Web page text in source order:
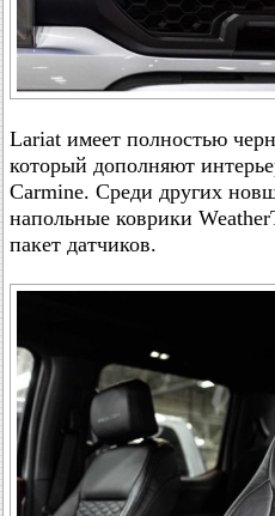
Lariat имеет полностью
который дополняют
Carmine. Среди других
напольные коврики
пакет датчиков.